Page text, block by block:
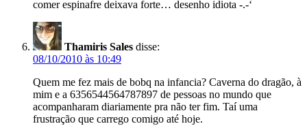
comer espinafre deixava forte… desenho idiota -.-‘
Thamiris Sales disse:
08/10/2010 às 10:49
Quem me fez mais de bobq na infancia? Caverna do dragão, à
mim e a 6356544564787897 de pessoas no mundo que
acompanharam diariamente pra não ter fim. Taí uma
frustração que carrego comigo até hoje.